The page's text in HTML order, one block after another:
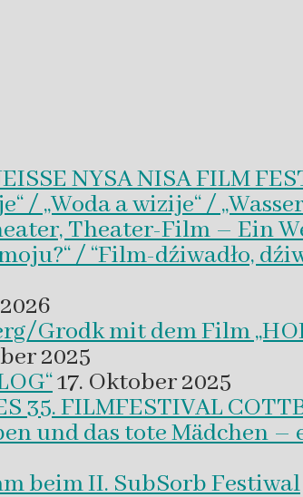
NYSA NISA FILM
/ „Woda a wizije“ /
Theater-Film – Ein
/ “Film-dźiwadło,
Grodk mit dem Film
2025
17. Oktober 2025
35. FILMFESTIVAL
und das tote Mädchen
beim II. SubSorb Festiwal